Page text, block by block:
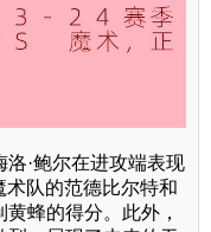
·鲍尔在进攻端表现
队的范德比尔特和
蜂的得分。此外，